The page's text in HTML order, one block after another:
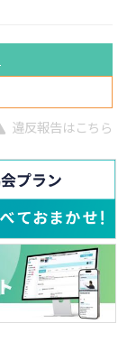
違反報告はこちら